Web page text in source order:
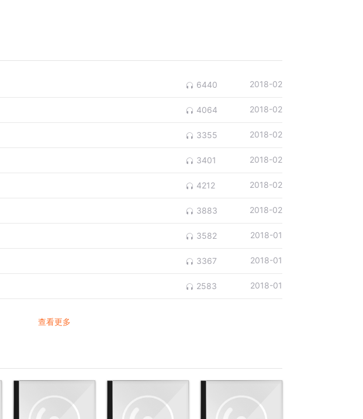
6440 2018-02
4064 2018-02
3355 2018-02
3401 2018-02
4212 2018-02
3883 2018-02
3582 2018-01
3367 2018-01
2583 2018-01
查看更多